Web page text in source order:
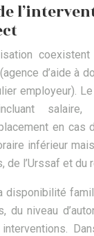
(agence d’aide à
employeur).
salaire,
en cas
inférieur
de l’Urssaf et du
disponibilité
du niveau